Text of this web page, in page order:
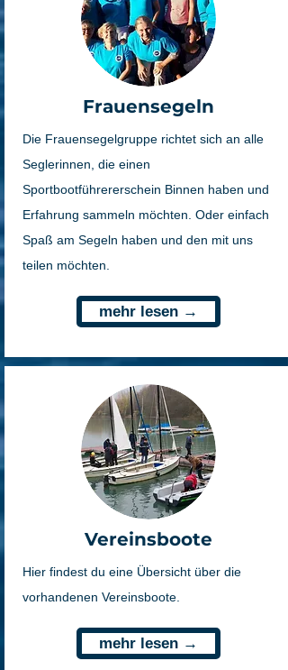
Frauensegeln
Die Frauensegelgruppe richtet sich an alle
Seglerinnen, die einen
Sportbootführererschein Binnen haben und
Erfahrung sammeln möchten. Oder einfach
Spaß am Segeln haben und den mit uns
teilen möchten.
mehr lesen →
Vereinsboote
Hier findest du eine Übersicht über die
vorhandenen Vereinsboote.
mehr lesen →